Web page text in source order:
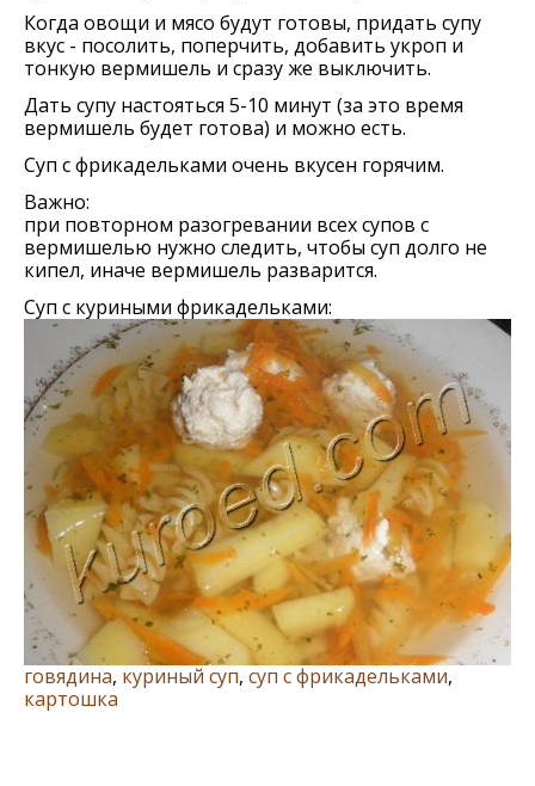
Когда овощи и мясо будут готовы, придать супу
вкус - посолить, поперчить, добавить укроп и
тонкую вермишель и сразу же выключить.
Дать супу настояться 5-10 минут (за это время
вермишель будет готова) и можно есть.
Суп с фрикадельками очень вкусен горячим.
Важно:
при повторном разогревании всех супов с
вермишелью нужно следить, чтобы суп долго не
кипел, иначе вермишель разварится.
Суп с куриными фрикадельками:
говядина, куриный суп, суп с фрикадельками,
картошка